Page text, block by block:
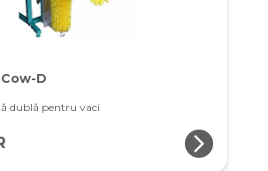
D
dublă pentru vaci
arrow_forward_ios